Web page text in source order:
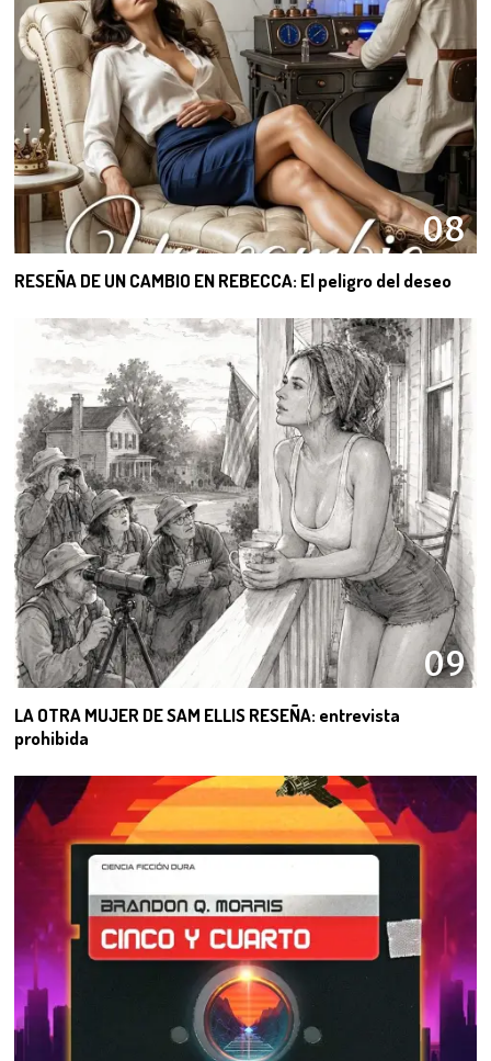
08
RESEÑA DE UN CAMBIO EN REBECCA: El peligro del deseo
09
LA OTRA MUJER DE SAM ELLIS RESEÑA: entrevista
prohibida